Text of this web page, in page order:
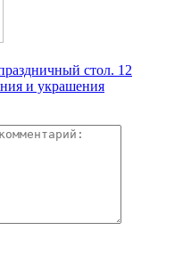
стол. 12
и украшения